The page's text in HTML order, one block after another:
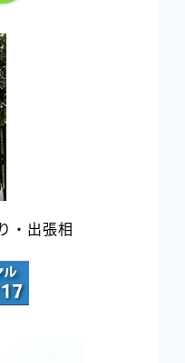
・出張相